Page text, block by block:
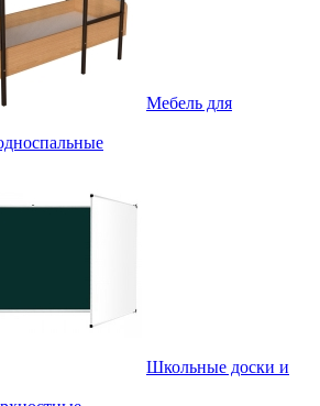
Мебель для
Школьные доски и